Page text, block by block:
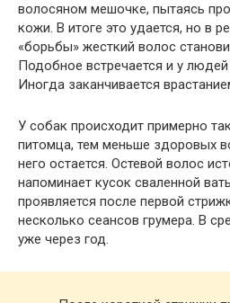
волосяном мешочке, пытаясь
кожи. В итоге это удается, но в
«борьбы» жесткий волос
Подобное встречается и у
Иногда заканчивается
У собак происходит примерно
питомца, тем меньше здоровых
него остается. Остевой волос
напоминает кусок сваленной
проявляется после первой
несколько сеансов грумера. В
уже через год.